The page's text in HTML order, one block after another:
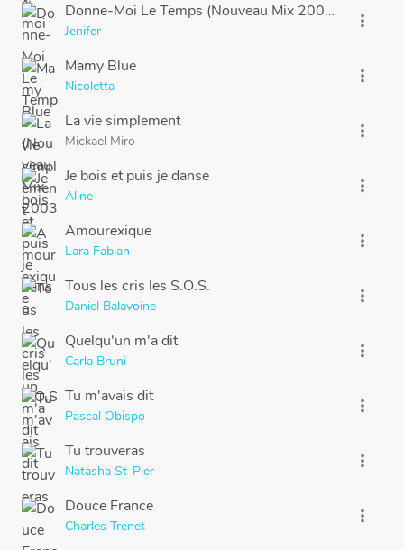
Donne-Moi Le Temps (Nouveau Mix 2003)
Jenifer
more_vert
Mamy Blue
Nicoletta
more_vert
La vie simplement
Mickael Miro
more_vert
Je bois et puis je danse
Aline
more_vert
Amourexique
Lara Fabian
more_vert
Tous les cris les S.O.S.
Daniel Balavoine
more_vert
Quelqu'un m'a dit
Carla Bruni
more_vert
Tu m'avais dit
Pascal Obispo
more_vert
Tu trouveras
Natasha St-Pier
more_vert
Douce France
Charles Trenet
more_vert